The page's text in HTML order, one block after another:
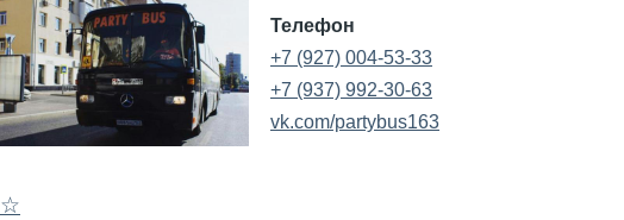
☆
Телефон
+7 (927) 004-53-33
+7 (937) 992-30-63
vk.com/partybus163